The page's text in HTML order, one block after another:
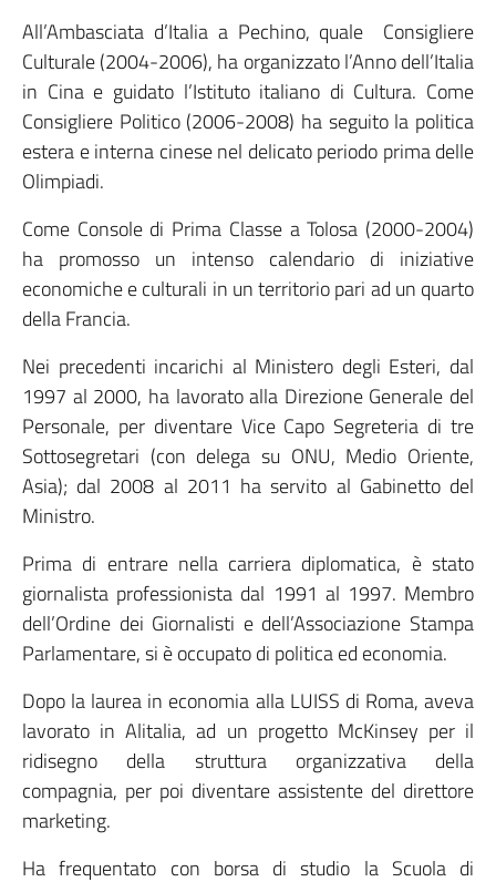
All’Ambasciata d’Italia a Pechino, quale Consigliere
Culturale (2004-2006), ha organizzato l’Anno dell’Italia
in Cina e guidato l’Istituto italiano di Cultura. Come
Consigliere Politico (2006-2008) ha seguito la politica
estera e interna cinese nel delicato periodo prima delle
Olimpiadi.
Come Console di Prima Classe a Tolosa (2000-2004)
ha promosso un intenso calendario di iniziative
economiche e culturali in un territorio pari ad un quarto
della Francia.
Nei precedenti incarichi al Ministero degli Esteri, dal
1997 al 2000, ha lavorato alla Direzione Generale del
Personale, per diventare Vice Capo Segreteria di tre
Sottosegretari (con delega su ONU, Medio Oriente,
Asia); dal 2008 al 2011 ha servito al Gabinetto del
Ministro.
Prima di entrare nella carriera diplomatica, è stato
giornalista professionista dal 1991 al 1997. Membro
dell’Ordine dei Giornalisti e dell’Associazione Stampa
Parlamentare, si è occupato di politica ed economia.
Dopo la laurea in economia alla LUISS di Roma, aveva
lavorato in Alitalia, ad un progetto McKinsey per il
ridisegno della struttura organizzativa della
compagnia, per poi diventare assistente del direttore
marketing.
Ha frequentato con borsa di studio la Scuola di